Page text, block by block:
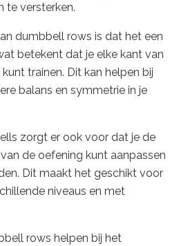
te versterken.
dumbbell rows is dat het een
betekent dat je elke kant van
trainen. Dit kan helpen bij
balans en symmetrie in je
zorgt er ook voor dat je de
de oefening kunt aanpassen
Dit maakt het geschikt voor
niveaus en met
rows helpen bij het